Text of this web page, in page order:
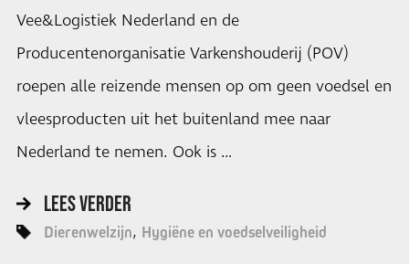
Vee&Logistiek Nederland en de
Producentenorganisatie Varkenshouderij (POV)
roepen alle reizende mensen op om geen voedsel en
vleesproducten uit het buitenland mee naar
Nederland te nemen. Ook is …
LEES VERDER
Dierenwelzijn Hygiëne en voedselveiligheid